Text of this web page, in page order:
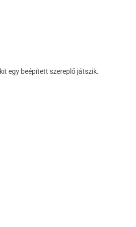
egy beépített szereplő játszik.